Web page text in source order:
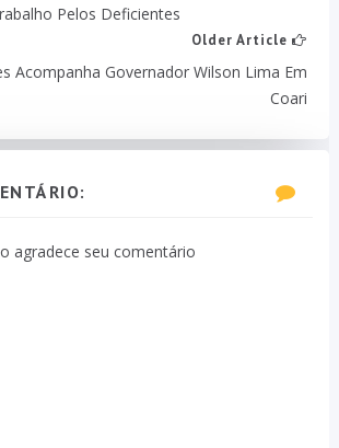
Pelos Deficientes
Older Article
Acompanha Governador Wilson Lima Em
Coari
agradece seu comentário